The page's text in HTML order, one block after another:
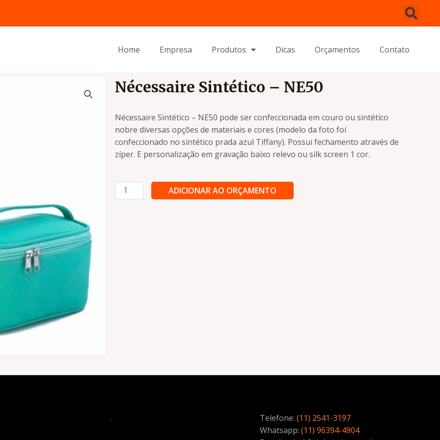
Home Empresa Produtos Dicas Orçamentos Contato
Nécessaire Sintético – NE50
Nécessaire Sintético – NE50 pode ser confeccionada em couro ou sintético
nobre diversas opções de materiais e cores (modelo da foto foi
confeccionado no sintético prada azul Tiffany). Possui fechamento através de
zíper. E personalização em gravação baixo relevo ou silk screen 1 cor.
Nécessaire
Sintético
ADICIONAR AO ORÇAMENTO
. Telefone: (11) 2541-3197
Whatsapp: (11) 96394-4904